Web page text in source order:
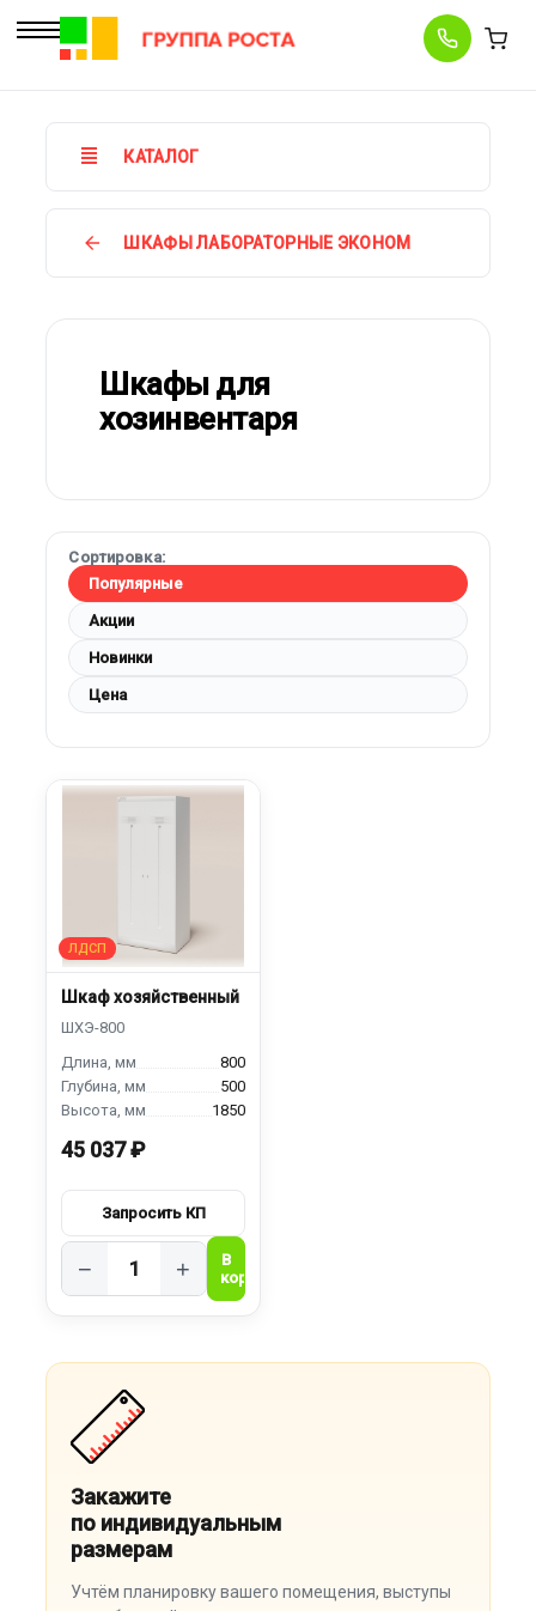
КАТАЛОГ
ШКАФЫ ЛАБОРАТОРНЫЕ ЭКОНОМ
Шкафы для
хозинвентаря
Сортировка:
Популярные
Акции
Новинки
Цена
Шкаф хозяйственный
800
500
1850
45 037 ₽
− +
Закажите
по индивидуальным
размерам
Учтём планировку вашего помещения, выступы